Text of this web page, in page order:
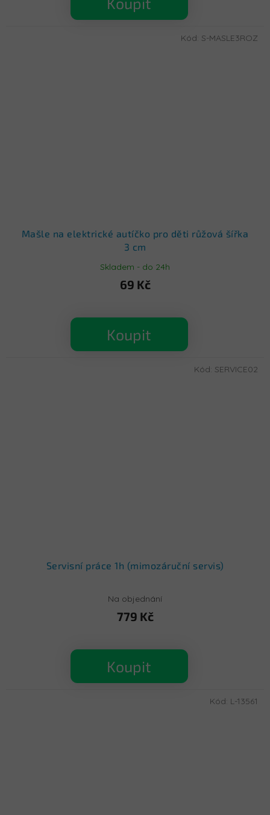
Mašle na elektrické autíčko pro děti růžová šířka
3 cm
Skladem - do 24h
69 Kč
Koupit
Kód: S-MASLE3ROZ
Servisní práce 1h (mimozáruční servis)
Na objednání
779 Kč
Koupit
Kód: SERVICE02
Kód: L-13561